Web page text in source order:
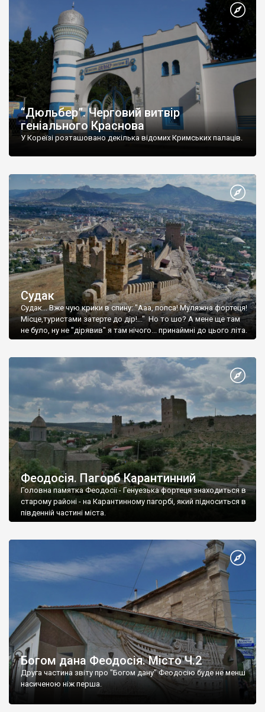
“Дюльбер”. Черговий витвір
геніального Краснова
У Кореїзі розташовано декілька відомих Кримських палаців.
Судак
Судак... Вже чую крики в спину: "Ааа, попса! Муляжна фортеця!
Місце,туристами затерте до дір!..." Но то шо? А мене ще там
не було, ну не "дірявив" я там нічого... принаймні до цього літа.
Феодосія. Пагорб Карантинний
Головна памятка Феодосії - Генуезька фортеця знаходиться в
старому районі - на Карантинному пагорбі, який підноситься в
південній частині міста.
Богом дана Феодосія. Місто Ч.2
Друга частина звіту про "Богом дану" Феодосію буде не менш
насиченою ніж перша.